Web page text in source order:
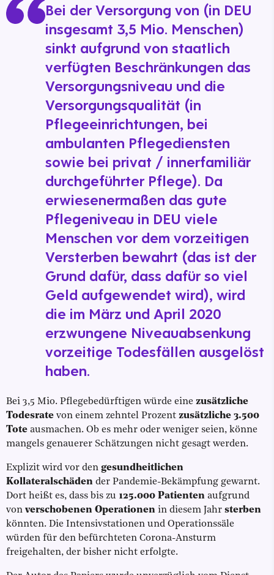
Bei der Versorgung von (in DEU
insgesamt 3,5 Mio. Menschen)
sinkt aufgrund von staatlich
verfügten Beschränkungen das
Versorgungsniveau und die
Versorgungsqualität (in
Pflegeeinrichtungen, bei
ambulanten Pflegediensten
sowie bei privat / innerfamiliär
durchgeführter Pflege). Da
erwiesenermaßen das gute
Pflegeniveau in DEU viele
Menschen vor dem vorzeitigen
Versterben bewahrt (das ist der
Grund dafür, dass dafür so viel
Geld aufgewendet wird), wird
die im März und April 2020
erzwungene Niveauabsenkung
vorzeitige Todesfällen ausgelöst
haben.
Bei 3,5 Mio. Pflegebedürftigen würde eine zusätzliche
Todesrate von einem zehntel Prozent zusätzliche 3.500
Tote ausmachen. Ob es mehr oder weniger seien, könne
mangels genauerer Schätzungen nicht gesagt werden.
Explizit wird vor den gesundheitlichen
Kollateralschäden der Pandemie-Bekämpfung gewarnt.
Dort heißt es, dass bis zu 125.000 Patienten aufgrund
von verschobenen Operationen in diesem Jahr sterben
könnten. Die Intensivstationen und Operationssäle
würden für den befürchteten Corona-Ansturm
freigehalten, der bisher nicht erfolgte.